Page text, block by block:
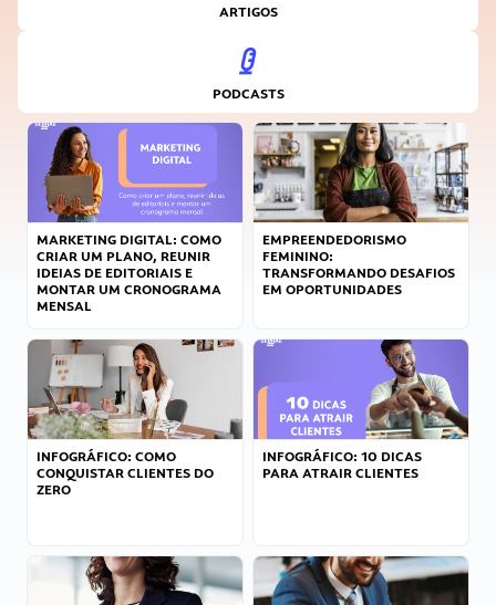
ARTIGOS
PODCASTS
MARKETING DIGITAL: COMO
CRIAR UM PLANO, REUNIR
IDEIAS DE EDITORIAIS E
MONTAR UM CRONOGRAMA
MENSAL
EMPREENDEDORISMO
FEMININO:
TRANSFORMANDO DESAFIOS
EM OPORTUNIDADES
INFOGRÁFICO: COMO
CONQUISTAR CLIENTES DO
ZERO
INFOGRÁFICO: 10 DICAS
PARA ATRAIR CLIENTES